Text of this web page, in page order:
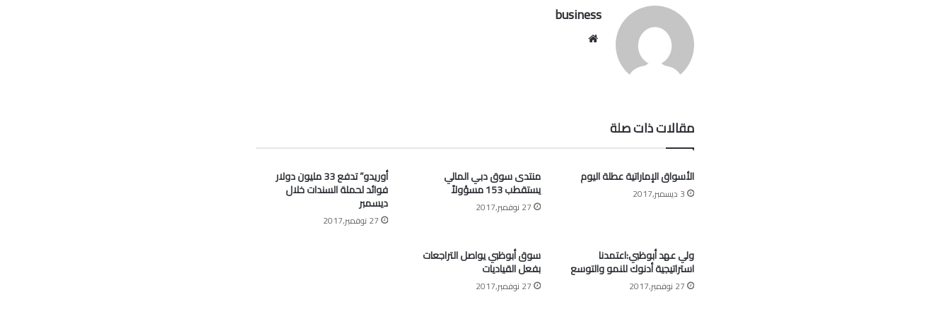
business
مقالات ذات صلة
الأسواق الإماراتية عطلة اليوم
3 ديسمبر,2017
منتدى سوق دبي المالي
يستقطب 153 مسؤولاً
27 نوفمبر,2017
أوريدو” تدفع 33 مليون دولار
فوائد لحملة السندات خلال
ديسمبر
27 نوفمبر,2017
ولي عهد أبوظبي:اعتمدنا
استراتيجية أدنوك للنمو والتوسع
27 نوفمبر,2017
سوق أبوظبي يواصل التراجعات
بفعل القياديات
27 نوفمبر,2017